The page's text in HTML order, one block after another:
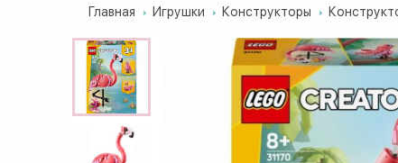
Главная Игрушки Конструкторы